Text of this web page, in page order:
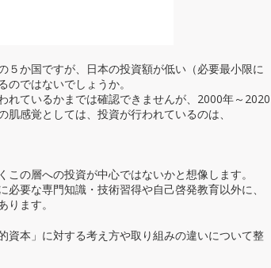
５か国ですが、日本の投資額が低い（必要最小限に
ではないでしょうか。
れているかまでは確認できませんが、2000年～2020
感覚としては、投資が行われているのは、
の層への投資が中心ではないかと想像します。
要な専門知識・技術習得や自己啓発教育以外に、
ます。
資本」に対する考え方や取り組みの違いについて整